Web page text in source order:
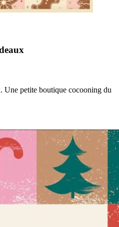
Une petite boutique cocooning du